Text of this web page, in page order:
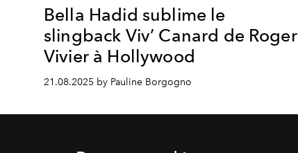
Bella Hadid sublime le
slingback Viv’ Canard de Roger
Vivier à Hollywood
21.08.2025 by Pauline Borgogno